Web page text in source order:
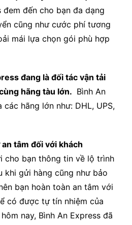
đến cho bạn đa dạng
cũng như cước phí tương
mái lựa chọn gói phù hợp
đang là đối tác vận tải
hãng tàu lớn. Bình An
hãng lớn như: DHL, UPS,
tâm đối với khách
cho bạn thông tin về lộ trình
khi gửi hàng cũng như bảo
bạn hoàn toàn an tâm với
có được tự tín nhiệm của
nay, Bình An Express đã